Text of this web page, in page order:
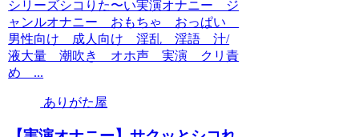
シリーズシコりた〜い実演オナニー ジ
ャンルオナニー おもちゃ おっぱい
男性向け 成人向け 淫乱 淫語 汁/
液大量 潮吹き オホ声 実演 クリ責
め ...
ありがた屋